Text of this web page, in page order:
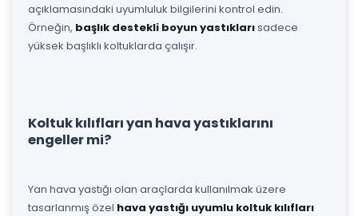
açıklamasındaki uyumluluk bilgilerini kontrol edin.
Örneğin, başlık destekli boyun yastıklarısadece
yüksek başlıklı koltuklarda çalışır.
Koltuk kılıfları yan hava yastıklarını
engeller mi?
Yan hava yastığı olan araçlarda kullanılmak üzere
tasarlanmış özel hava yastığı uyumlu koltuk kılıfları